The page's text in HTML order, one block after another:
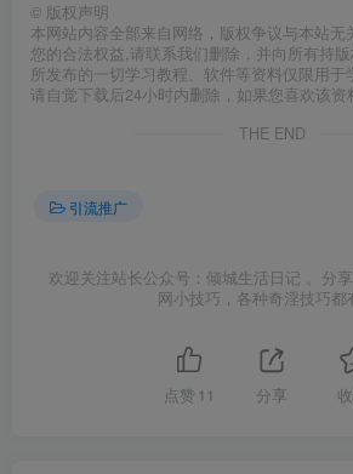
© 版权声明
本网站内容全部来自网络，版权争议与本站无
您的合法权益,请联系我们删除，并向所有持
所发布的一切学习教程、软件等资料仅限用于
请自觉下载后24小时内删除，如果您喜欢该资
THE END
引流推广
欢迎关注站长公众号：倾城生活日记 。分
网小技巧，各种奇淫技巧都
点赞 11 分享